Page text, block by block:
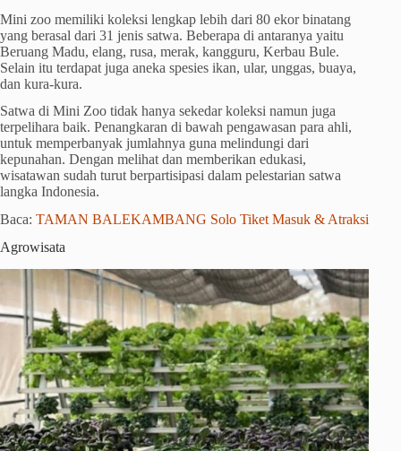
Mini zoo memiliki koleksi lengkap lebih dari 80 ekor binatang
yang berasal dari 31 jenis satwa. Beberapa di antaranya yaitu
Beruang Madu, elang, rusa, merak, kangguru, Kerbau Bule.
Selain itu terdapat juga aneka spesies ikan, ular, unggas, buaya,
dan kura-kura.
Satwa di Mini Zoo tidak hanya sekedar koleksi namun juga
terpelihara baik. Penangkaran di bawah pengawasan para ahli,
untuk memperbanyak jumlahnya guna melindungi dari
kepunahan. Dengan melihat dan memberikan edukasi,
wisatawan sudah turut berpartisipasi dalam pelestarian satwa
langka Indonesia.
Baca: TAMAN BALEKAMBANG Solo Tiket Masuk & Atraksi
Agrowisata